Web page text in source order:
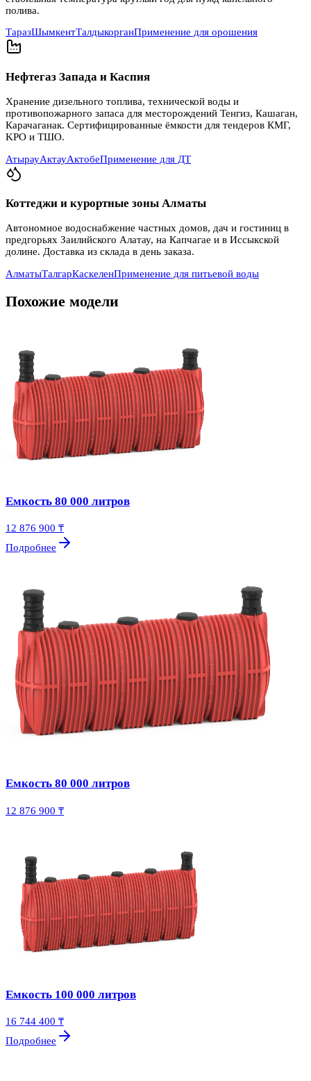
полива.
ТаразШымкентТалдыкорганПрименение для орошения
Нефтегаз Запада и Каспия
Хранение дизельного топлива, технической воды и
противопожарного запаса для месторождений Тенгиз, Кашаган,
Карачаганак. Сертифицированные ёмкости для тендеров КМГ,
KPO и ТШО.
АтырауАктауАктобеПрименение для ДТ
Коттеджи и курортные зоны Алматы
Автономное водоснабжение частных домов, дач и гостиниц в
предгорьях Заилийского Алатау, на Капчагае и в Иссыкской
долине. Доставка из склада в день заказа.
АлматыТалгарКаскеленПрименение для питьевой воды
Похожие модели
Емкость 80 000 литров
12 876 900 ₸
Подробнее
Емкость 80 000 литров
12 876 900 ₸
Емкость 100 000 литров
16 744 400 ₸
Подробнее